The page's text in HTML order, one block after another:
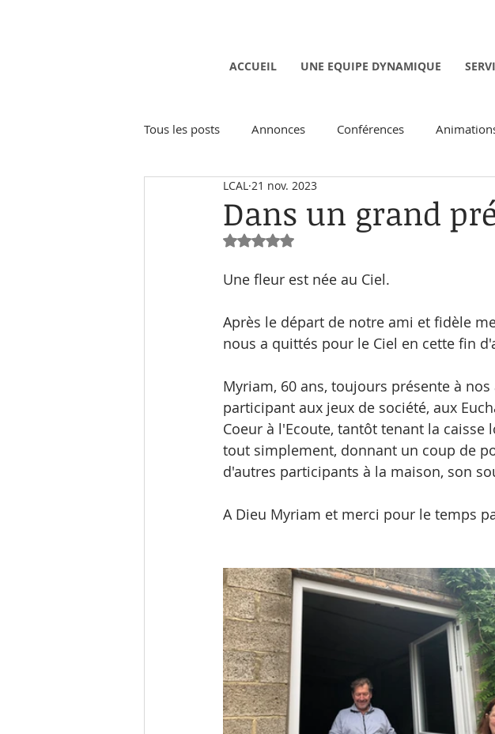
ACCUEIL UNE EQUIPE DYNAMIQUE
Tous les posts Annonces Conférences
Activités ludiques Activités Spirituelles
Dans un grand
LCAL 21 nov. 2023
Noté NaN étoiles sur 5.
Une fleur est née au Ciel.
Après le départ de notre ami et fidèle
nous a quittés pour le Ciel en cette fin
Myriam, 60 ans, toujours présente à
participant aux jeux de société, aux
Coeur à l'Ecoute, tantôt tenant la
tout simplement, donnant un coup de
d'autres participants à la maison, son
A Dieu Myriam et merci pour le temps